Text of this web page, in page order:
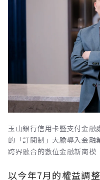
玉山銀行信用卡暨支付金融
的「訂閱制」大膽導入金融
跨界融合的數位金融新商模
以今年7月的權益調